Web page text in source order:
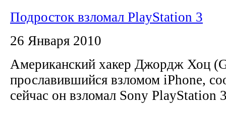
Подросток взломал PlayStation 3
26 Января 2010
Американский хакер Джордж Хоц
прославившийся взломом iPhone,
сейчас он взломал Sony PlayStation